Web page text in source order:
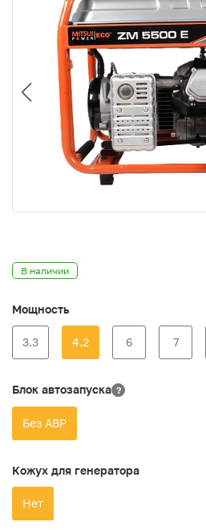
В наличии
Мощность
3.3 4.2 6 7
Блок автозапуска ?
Без АВР
Кожух для генератора
Нет